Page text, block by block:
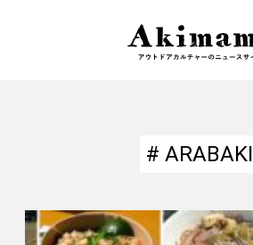
# ARABAKI